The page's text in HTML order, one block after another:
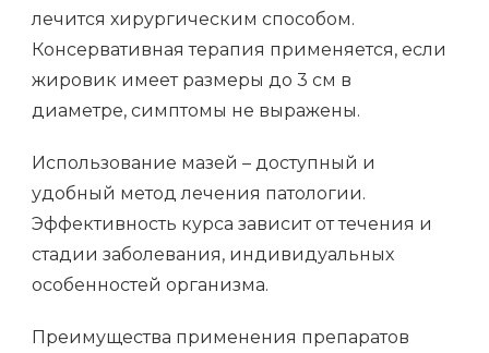
лечится хирургическим способом.
Консервативная терапия применяется, если
жировик имеет размеры до 3 см в
диаметре, симптомы не выражены.
Использование мазей – доступный и
удобный метод лечения патологии.
Эффективность курса зависит от течения и
стадии заболевания, индивидуальных
особенностей организма.
Преимущества применения препаратов